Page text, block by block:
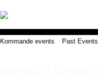
Kommande events Past Events